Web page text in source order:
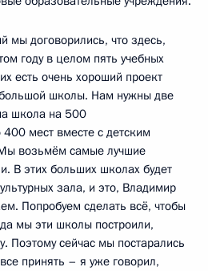
мы договорились, что здесь,
году в целом пять учебных
есть очень хороший проект
школы. Нам нужны две
школа на 500
мест вместе с детским
возьмём самые лучшие
В этих больших школах будет
зала, и это, Владимир
Попробуем сделать всё, чтобы
мы эти школы построили,
Поэтому сейчас мы постарались
принять – я уже говорил,